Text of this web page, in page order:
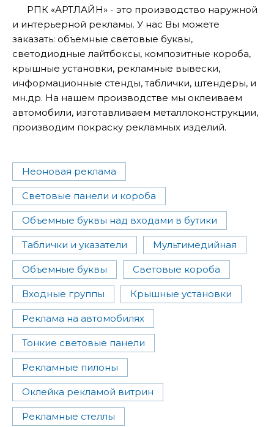
РПК «АРТЛАЙН» - это производство наружной
и интерьерной рекламы. У нас Вы можете
заказать: объемные световые буквы,
светодиодные лайтбоксы, композитные короба,
крышные установки, рекламные вывески,
информационные стенды, таблички, штендеры, и
мн.др. На нашем производстве мы оклеиваем
автомобили, изготавливаем металлоконструкции,
производим покраску рекламных изделий.
Неоновая реклама
Световые панели и короба
Объемные буквы над входами в бутики
Таблички и указатели Мультимедийная
Объемные буквы Световые короба
Входные группы Крышные установки
Реклама на автомобилях
Тонкие световые панели
Рекламные пилоны
Оклейка рекламой витрин
Рекламные стеллы